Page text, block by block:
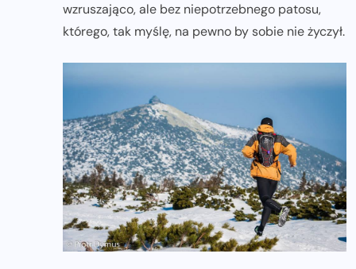
wzruszająco, ale bez niepotrzebnego patosu,
którego, tak myślę, na pewno by sobie nie życzył.